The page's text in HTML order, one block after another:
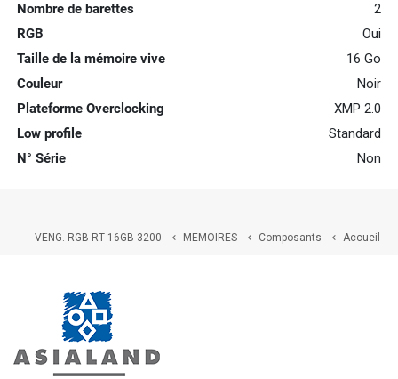
Nombre de barettes
2
RGB
Oui
Taille de la mémoire vive
16 Go
Couleur
Noir
Plateforme Overclocking
XMP 2.0
Low profile
Standard
N° Série
Non
Accueil

Composants

MEMOIRES

VENG. RGB RT 16GB 3200